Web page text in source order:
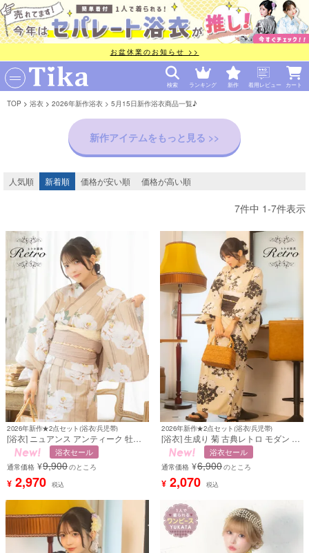
お盆休業のお知らせ >>
検索 ランキング 新作 着用レビュー カート
TOP 浴衣 2026年新作浴衣 5月15日新作浴衣商品一覧♪
新作アイテムをもっと見る >>
人気順 新着順 価格が安い順 価格が高い順
7件中 1-7件表示
2026年新作★2点セット(浴衣/兵児帯)
[浴衣] ニュアンス アンティーク 牡丹
ストライプ 矢鱈縞 古典レトロ モダン
ベージュ 2点セット (黒嵜菜々子着用)
[tk-ykrt26-cy4]
浴衣セール
通常価格 ¥9,900のところ
¥ 2,970 税込
2026年新作★2点セット(浴衣/兵児帯)
[浴衣] 生成り 菊 古典レトロ モダン ベ
ージュ 2点セット (黒嵜菜々子着用)
[tk-ykrt26-c2]浴衣セール
通常価格 ¥6,900のところ
¥ 2,070 税込